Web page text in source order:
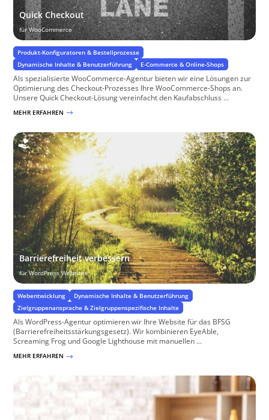
Quick Checkout
für WooCommerce
Produkt-Konfiguratoren & Bestellprozesse
Dynamische Inhalte & Benutzerführung
E-Commerce & Online-Shops
Als spezialisierte WooCommerce-Agentur bieten wir eine Lösungen zur
Optimierung des Checkout-Prozesses Ihre WooCommerce-Shops an.
Unsere Quick Checkout-Lösung vereinfacht den Kaufabschluss ...
MEHR ERFAHREN $
Barrierefreiheit verbessern
für WordPress Websites
Webentwicklung
Dynamische Inhalte & Benutzerführung
Zielgruppenansprache & Zielgruppenspezifische Inhalte
Als WordPress-Agentur optimieren wir Ihre Website für das BFSG
(Barrierefreiheitsstärkungsgesetz). Wir kombinieren EyeAble,
Screaming Frog und Google Lighthouse mit manuellen ...
MEHR ERFAHREN $